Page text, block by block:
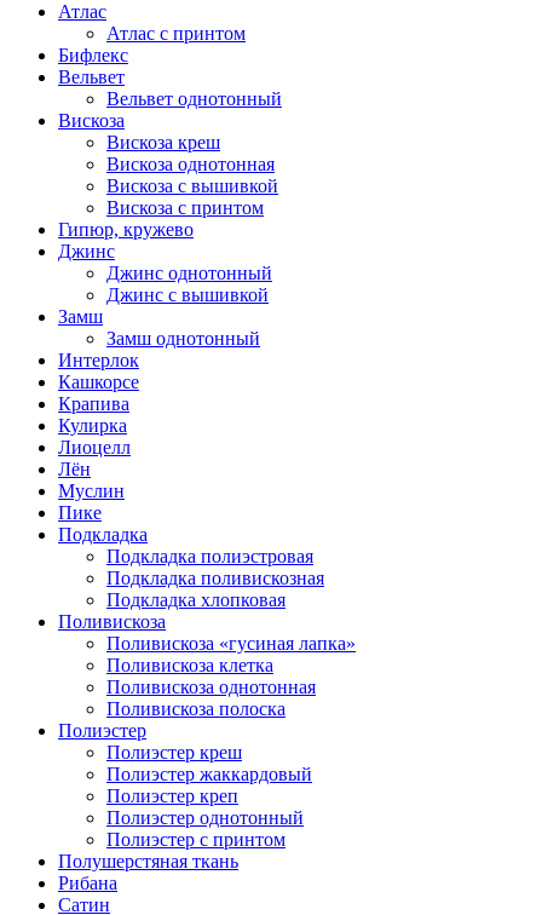
Атлас
Атлас с принтом
Бифлекс
Вельвет
Вельвет однотонный
Вискоза
Вискоза креш
Вискоза однотонная
Вискоза с вышивкой
Вискоза с принтом
Гипюр, кружево
Джинс
Джинс однотонный
Джинс с вышивкой
Замш
Замш однотонный
Интерлок
Кашкорсе
Крапива
Кулирка
Лиоцелл
Лён
Муслин
Пике
Подкладка
Подкладка полиэстровая
Подкладка поливискозная
Подкладка хлопковая
Поливискоза
Поливискоза «гусиная лапка»
Поливискоза клетка
Поливискоза однотонная
Поливискоза полоска
Полиэстер
Полиэстeр креш
Полиэстер жаккардовый
Полиэстер креп
Полиэстер однотонный
Полиэстер с принтом
Полушерстяная ткань
Рибана
Сатин